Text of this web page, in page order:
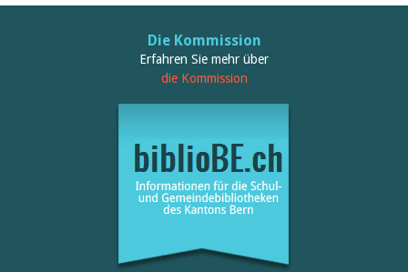
Die Kommission
Erfahren Sie mehr über
die Kommission